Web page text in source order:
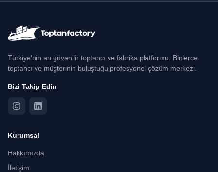
Türkiye'nin en güvenilir toptancı ve fabrika platformu. Binlerce
toptancı ve müşterinin buluştuğu profesyonel çözüm merkezi.
Bizi Takip Edin
Kurumsal
Hakkımızda
İletişim